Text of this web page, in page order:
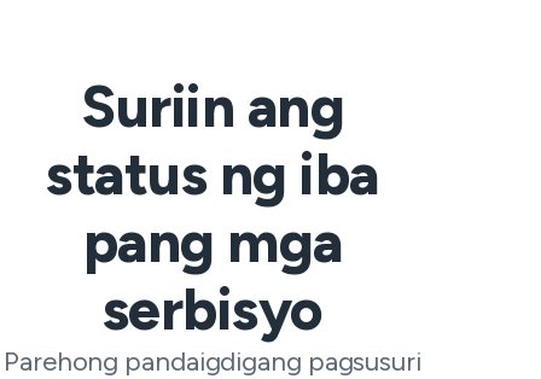
Suriin ang
status ng iba
pang mga
serbisyo
Parehong pandaigdigang pagsusuri